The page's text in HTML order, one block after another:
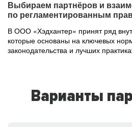
Выбираем партнёров и
по регламентированным
В ООО «Хэдхантер» принят ряд
которые основаны на ключевых
законодательства и лучших
Варианты